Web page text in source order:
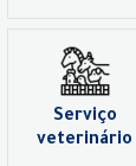
Serviço
veterinário